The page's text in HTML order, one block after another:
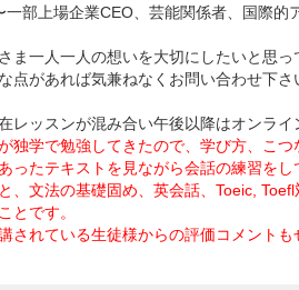
一部上場企業CEO、芸能関係者、国際的
ま一人一人の想いを大切にしたいと思っ
点があれば気兼ねなくお問い合わせ下さ
レッスンが混み合い午後以降はオンライ
独学で勉強してきたので、学び方、こ
ったテキストを見ながら会話の練習を
、文法の基礎固め、英会話、Toeic,
とです。
されている生徒様からの評価コメントも